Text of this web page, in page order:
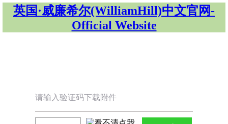
英国·威廉希尔(WilliamHill)中文官网-
Official Website
请输入验证码下载附件